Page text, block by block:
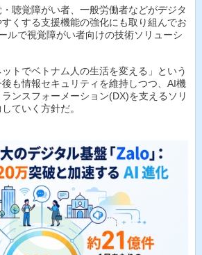
聴覚障がい者、一般労働者などがデジタ
くする支援機能の強化にも取り組んでお
ルで視覚障がい者向けの技術ソリューシ
トでベトナム人の生活を変える」という
も情報セキュリティを維持しつつ、AI機
ンスフォーメーション(DX)を支えるソリ
ていく方針だ。